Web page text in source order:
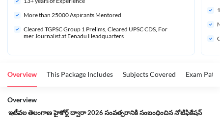
More than 25000 Aspirants Mentored
Cleared TGPSC Group 1 Prelims, Cleared UPSC CDS, For
mer Journalist at Eenadu Headquarters
Overview This Package Includes Subjects Covered Exam
Overview
ఇటీవల తెలంగాణ హైకోర్ట్ ద్వారా 2026 సంవత్సరానికి సంబంధించిన నోటిఫికేషన్